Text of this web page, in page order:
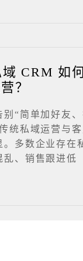
CRM 如
？
别“简单加好友
统私域运营与
。多数企业存在
乱、销售跟进低